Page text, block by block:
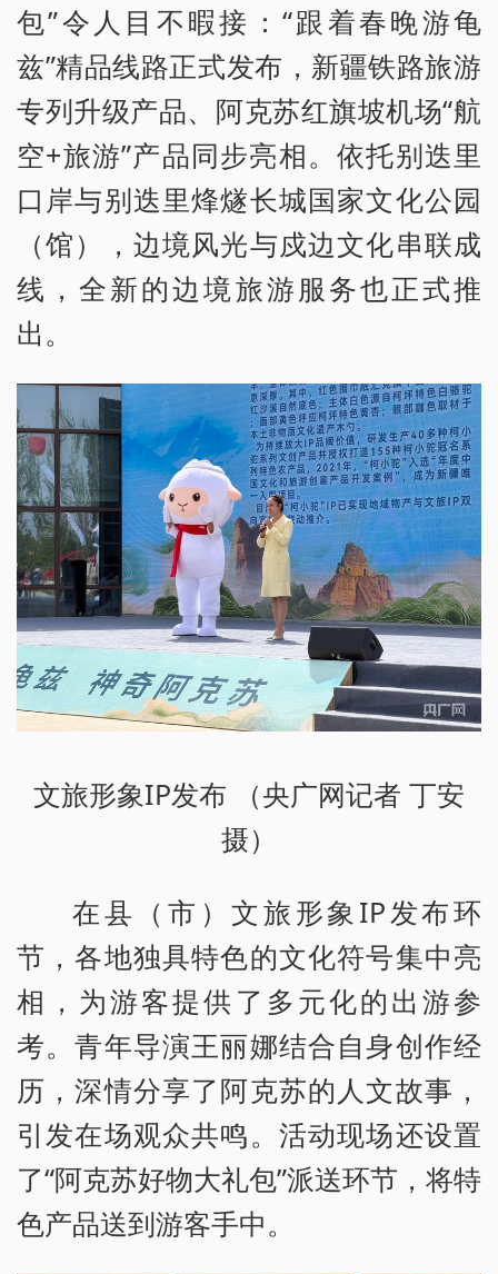
包”令人目不暇接：“跟着春晚游龟
兹”精品线路正式发布，新疆铁路旅游
专列升级产品、阿克苏红旗坡机场“航
空+旅游”产品同步亮相。依托别迭里
口岸与别迭里烽燧长城国家文化公园
（馆），边境风光与戍边文化串联成
线，全新的边境旅游服务也正式推
出。
文旅形象IP发布 （央广网记者 丁安
摄）
在县（市）文旅形象IP发布环
节，各地独具特色的文化符号集中亮
相，为游客提供了多元化的出游参
考。青年导演王丽娜结合自身创作经
历，深情分享了阿克苏的人文故事，
引发在场观众共鸣。活动现场还设置
了“阿克苏好物大礼包”派送环节，将特
色产品送到游客手中。